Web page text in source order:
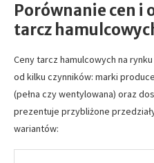
Porównanie cen i
tarcz
Ceny tarcz hamulcowych na
od kilku czynników: marki
(pełna czy wentylowana) oraz
prezentuje przybliżone
wariantów: